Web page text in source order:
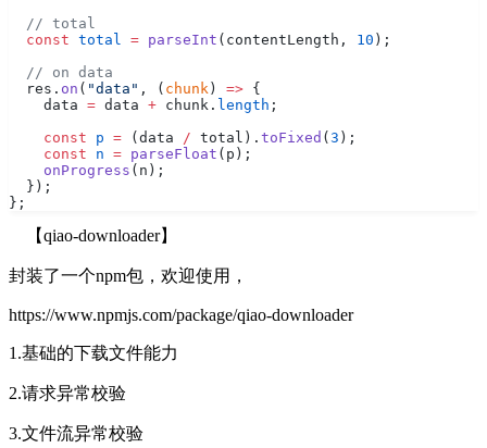
  // total
  const
total = parseInt (contentLength, 10 );
  // on data
  res.
on ( "data" , ( chunk ) => {
    data
= data + chunk. length ;
    const
p = (data / total). toFixed ( 3 );
    const
n = parseFloat (p);
    onProgress
(n);
  });
};
【qiao-downloader】
封装了一个npm包，欢迎使用，
https://www.npmjs.com/package/qiao-downloader
1.基础的下载文件能力
2.请求异常校验
3.文件流异常校验